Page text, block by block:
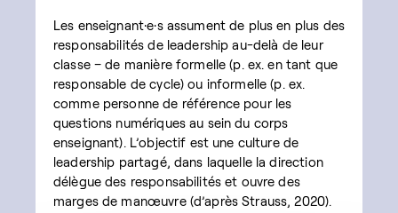
Les enseignant·e·s assument de plus en plus des
responsabilités de leadership au-delà de leur
classe – de manière formelle (p. ex. en tant que
responsable de cycle) ou informelle (p. ex.
comme personne de référence pour les
questions numériques au sein du corps
enseignant). L’objectif est une culture de
leadership partagé, dans laquelle la direction
délègue des responsabilités et ouvre des
marges de manœuvre (d’après Strauss, 2020).